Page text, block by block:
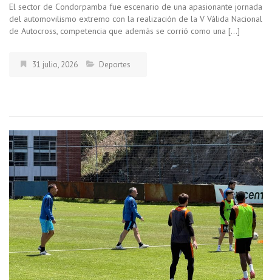
El sector de Condorpamba fue escenario de una apasionante jornada
del automovilismo extremo con la realización de la V Válida Nacional
de Autocross, competencia que además se corrió como una […]
31 julio, 2026 Deportes